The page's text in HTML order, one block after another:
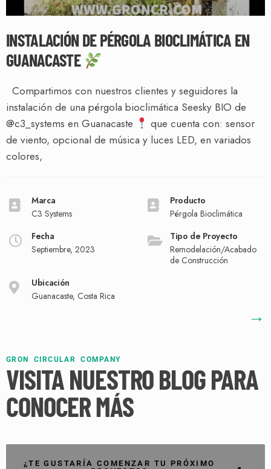
INSTALACIÓN DE PÉRGOLA BIOCLIMÁTICA EN
GUANACASTE
Compartimos con nuestros clientes y seguidores la
instalación de una pérgola bioclimática Seesky BIO de
@c3_systems en Guanacaste
que cuenta con: sensor
de viento, opcional de música y luces LED, en variados
colores,
Marca
C3 Systems
Producto
Pérgola Bioclimática
Fecha
Septiembre, 2023
Tipo de Proyecto
Remodelación/Acabado
de Construcción
Ubicación
Guanacaste, Costa Rica
→
GRON CIRCULAR COMPANY
VISITA NUESTRO BLOG PARA
CONOCER MÁS
¿TE GUSTARÍA COMENZAR TU PRÓXIMO